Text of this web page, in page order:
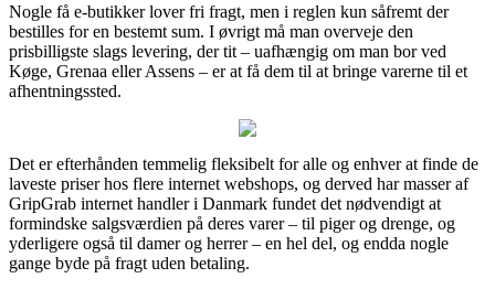
Nogle få e-butikker lover fri fragt, men i reglen kun såfremt der
bestilles for en bestemt sum. I øvrigt må man overveje den
prisbilligste slags levering, der tit – uafhængig om man bor ved
Køge, Grenaa eller Assens – er at få dem til at bringe varerne til et
afhentningssted.
Det er efterhånden temmelig fleksibelt for alle og enhver at finde de
laveste priser hos flere internet webshops, og derved har masser af
GripGrab internet handler i Danmark fundet det nødvendigt at
formindske salgsværdien på deres varer – til piger og drenge, og
yderligere også til damer og herrer – en hel del, og endda nogle
gange byde på fragt uden betaling.